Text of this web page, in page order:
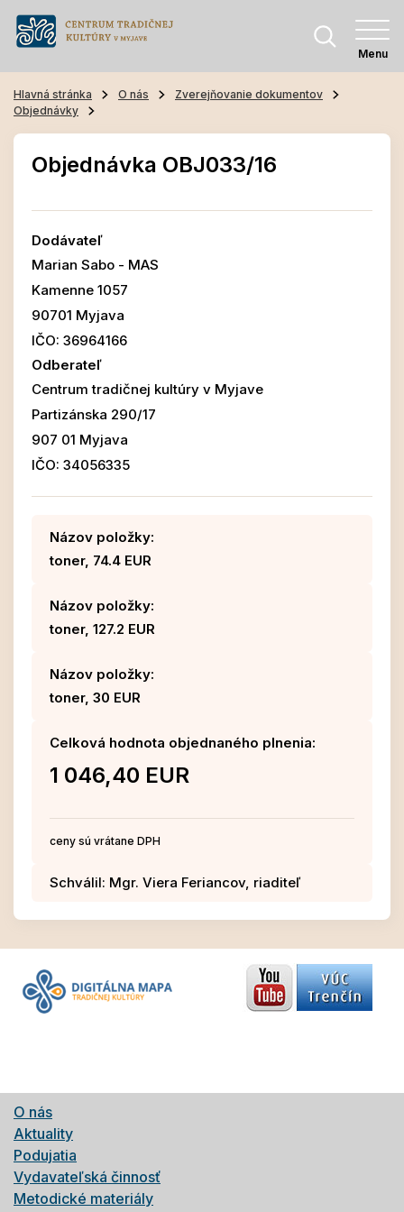
Menu
Hlavná stránka O nás
Zverejňovanie dokumentov
Objednávky
Objednávka OBJ033/16
Dodávateľ
Marian Sabo - MAS
Kamenne 1057
90701 Myjava
IČO: 36964166
Odberateľ
Centrum tradičnej kultúry v Myjave
Partizánska 290/17
907 01 Myjava
IČO: 34056335
Názov položky:
toner, 74.4 EUR
Názov položky:
toner, 127.2 EUR
Názov položky:
toner, 30 EUR
Celková hodnota objednaného plnenia:
1 046,40 EUR
ceny sú vrátane DPH
Schválil: Mgr. Viera Feriancov, riaditeľ
O nás
Aktuality
Podujatia
Vydavateľská činnosť
Metodické materiály